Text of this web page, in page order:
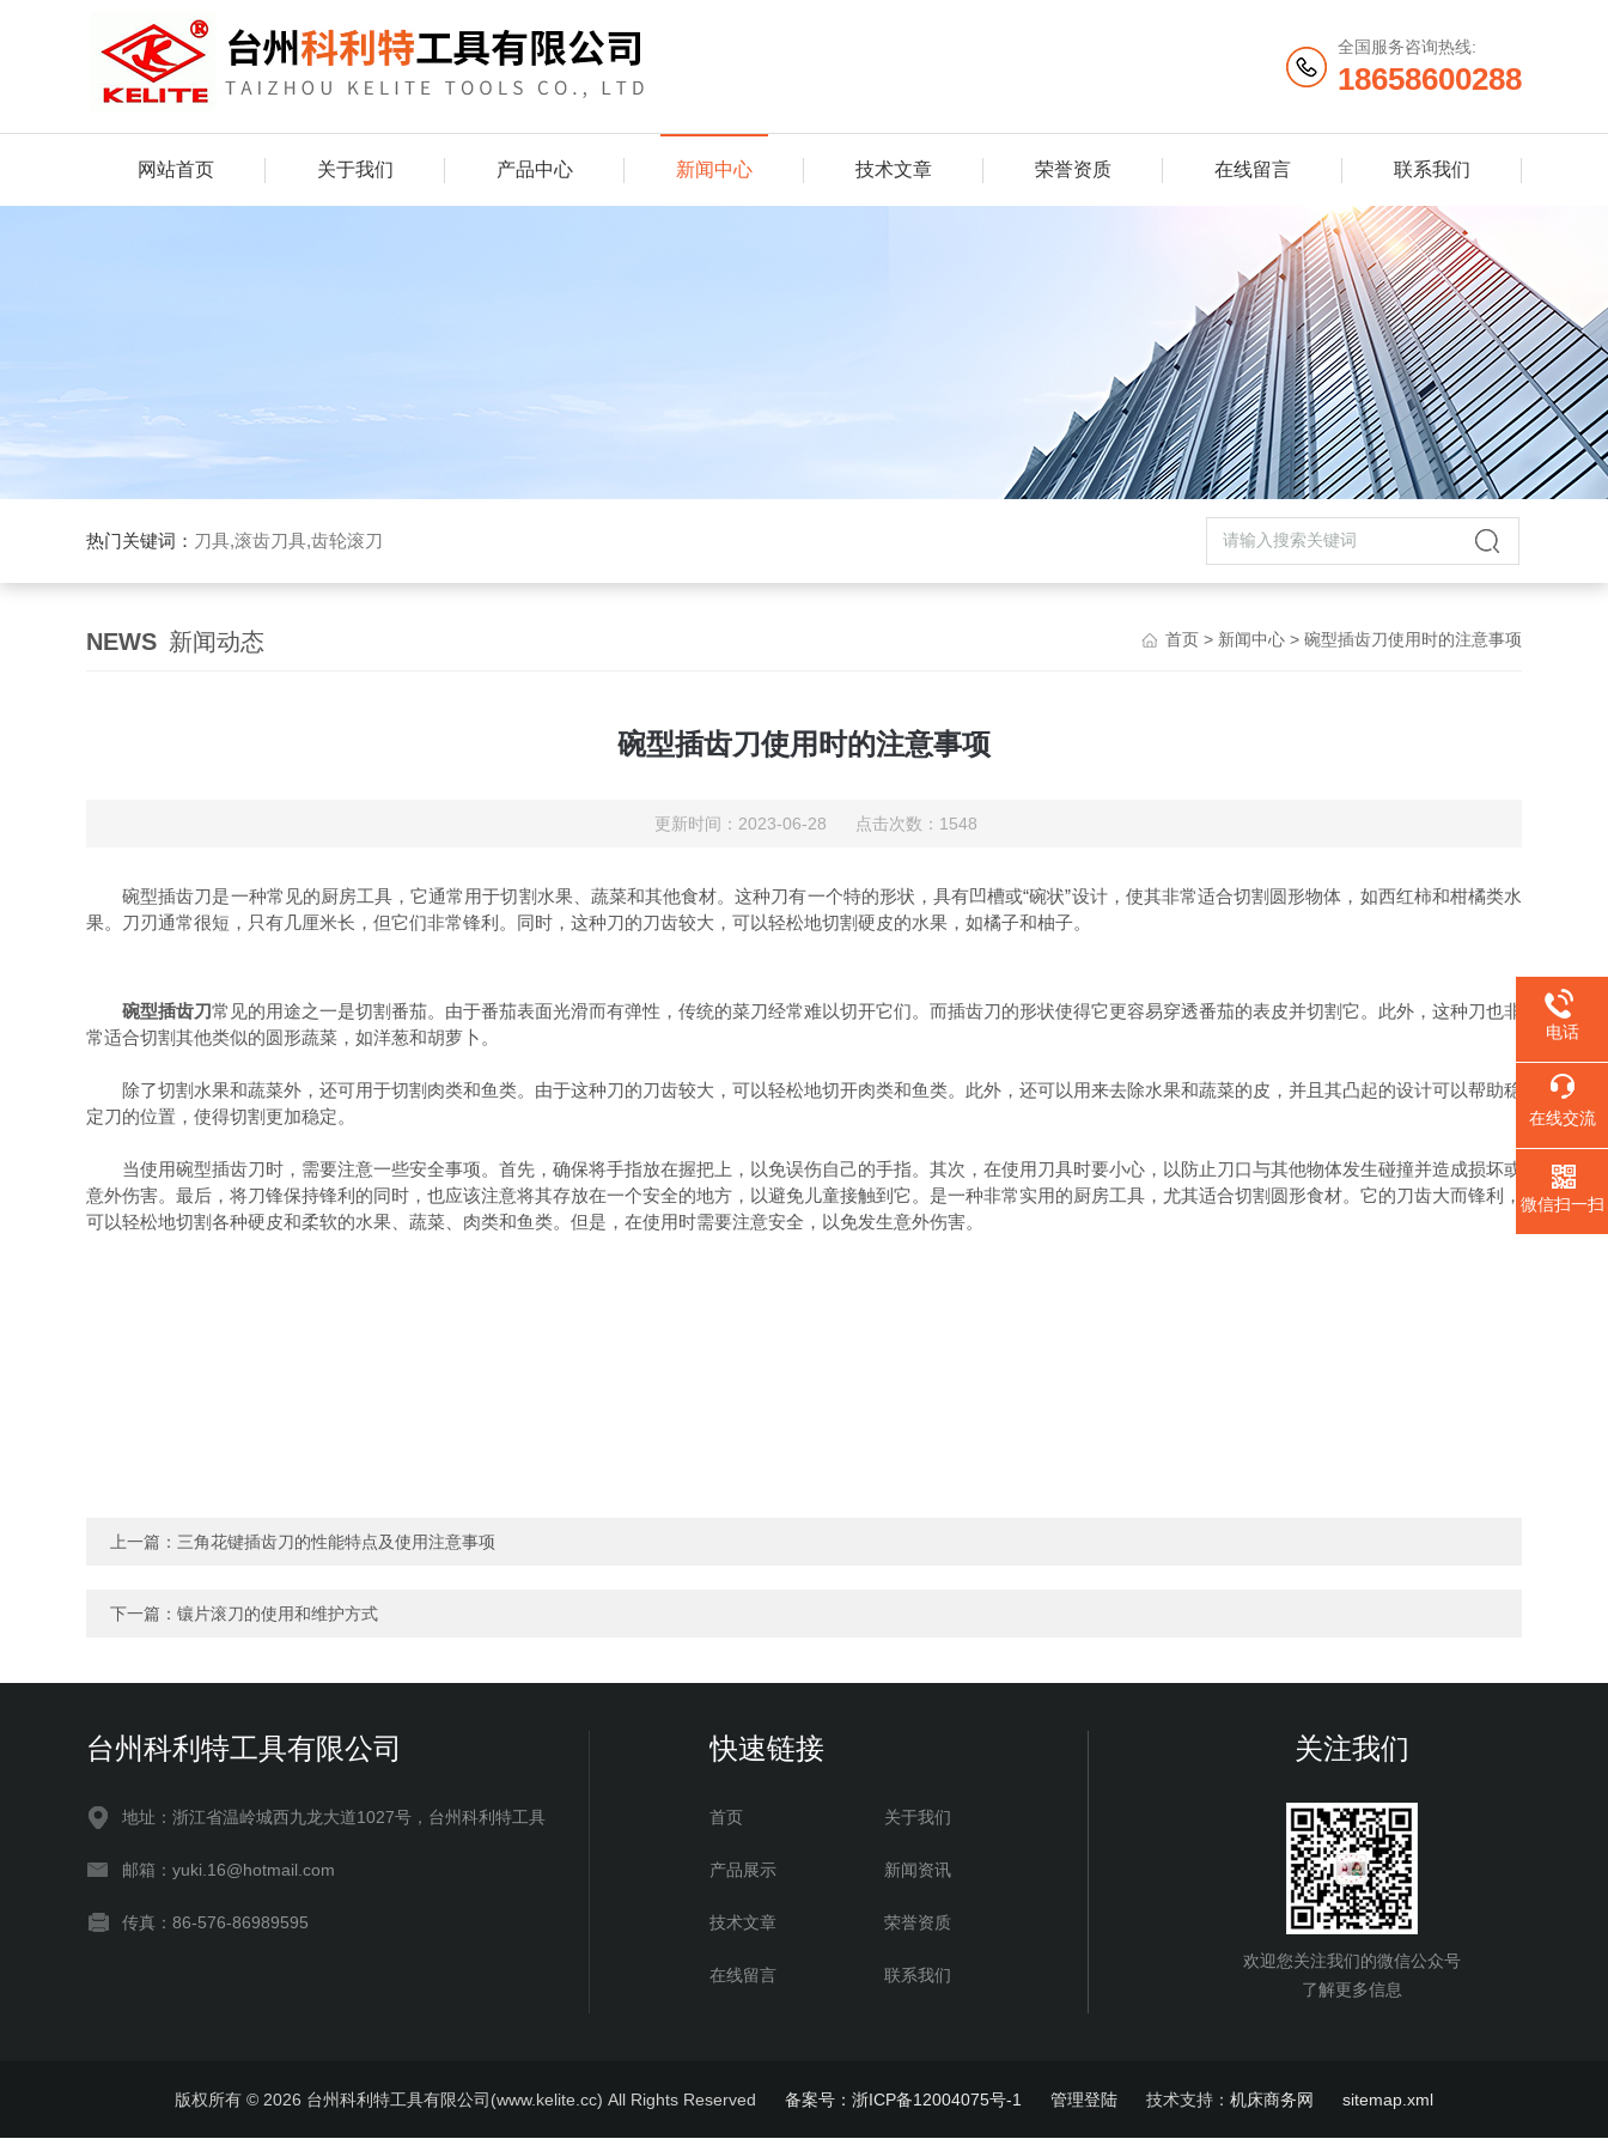
全国服务咨询热线:
18658600288
网站首页 关于我们 产品中心 新闻中心 技术文章 荣誉资质 在线留言 联系我们
热门关键词： 刀具,滚齿刀具,齿轮滚刀
NEWS 新闻动态 首页 > 新闻中心 > 碗型插齿刀使用时的注意事项
碗型插齿刀使用时的注意事项
更新时间：2023-06-28 点击次数：1548
碗型插齿刀是一种常见的厨房工具，它通常用于切割水果、蔬菜和其他食材。这种刀有一个特的形状，具有凹槽或“碗状”设计，使其非常适合切割圆形物体，如西红柿和柑橘类水
果。刀刃通常很短，只有几厘米长，但它们非常锋利。同时，这种刀的刀齿较大，可以轻松地切割硬皮的水果，如橘子和柚子。
碗型插齿刀常见的用途之一是切割番茄。由于番茄表面光滑而有弹性，传统的菜刀经常难以切开它们。而插齿刀的形状使得它更容易穿透番茄的表皮并切割它。此外，这种刀也非
常适合切割其他类似的圆形蔬菜，如洋葱和胡萝卜。
除了切割水果和蔬菜外，还可用于切割肉类和鱼类。由于这种刀的刀齿较大，可以轻松地切开肉类和鱼类。此外，还可以用来去除水果和蔬菜的皮，并且其凸起的设计可以帮助稳
定刀的位置，使得切割更加稳定。
当使用碗型插齿刀时，需要注意一些安全事项。首先，确保将手指放在握把上，以免误伤自己的手指。其次，在使用刀具时要小心，以防止刀口与其他物体发生碰撞并造成损坏或
意外伤害。最后，将刀锋保持锋利的同时，也应该注意将其存放在一个安全的地方，以避免儿童接触到它。是一种非常实用的厨房工具，尤其适合切割圆形食材。它的刀齿大而锋利，
可以轻松地切割各种硬皮和柔软的水果、蔬菜、肉类和鱼类。但是，在使用时需要注意安全，以免发生意外伤害。
上一篇： 三角花键插齿刀的性能特点及使用注意事项
下一篇： 镶片滚刀的使用和维护方式
台州科利特工具有限公司
地址：浙江省温岭城西九龙大道1027号，台州科利特工具
邮箱：yuki.16@hotmail.com
传真：86-576-86989595
快速链接
首页 关于我们
产品展示 新闻资讯
技术文章 荣誉资质
在线留言 联系我们
关注我们
欢迎您关注我们的微信公众号
了解更多信息
版权所有 © 2026 台州科利特工具有限公司(www.kelite.cc) All Rights Reserved 备案号：浙ICP备12004075号-1 管理登陆 技术支持： 机床商务网 sitemap.xml
电话
在线交流
微信扫一扫